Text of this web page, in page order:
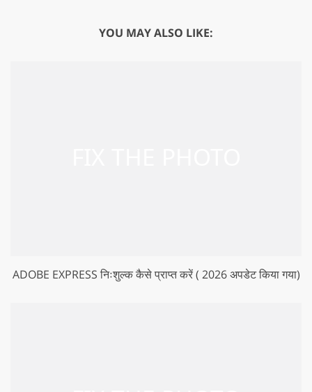
YOU MAY ALSO LIKE:
ADOBE EXPRESS निःशुल्क कैसे प्राप्त करें ( 2026 अपडेट किया गया)